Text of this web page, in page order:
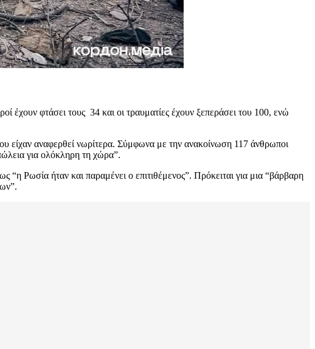
έχουν φτάσει τους 34 και οι τραυματίες έχουν ξεπεράσει του 100, ενώ
είχαν αναφερθεί νωρίτερα. Σύμφωνα με την ανακοίνωση 117 άνθρωποι
για ολόκληρη τη χώρα”.
Ρωσία ήταν και παραμένει ο επιτιθέμενος”. Πρόκειται για μια “βάρβαρη